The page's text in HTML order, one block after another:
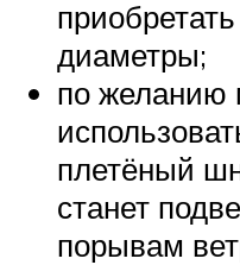
диаметры;
по желанию
плетёный
станет
порывам